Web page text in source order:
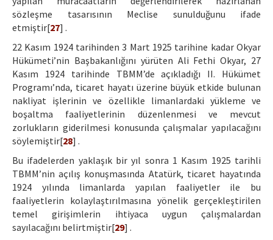
sözleşme tasarısının Meclise sunulduğunu ifade
etmiştir[27] .
22 Kasım 1924 tarihinden 3 Mart 1925 tarihine kadar Okyar
Hükümeti’nin Başbakanlığını yürüten Ali Fethi Okyar, 27
Kasım 1924 tarihinde TBMM’de açıkladığı II. Hükümet
Programı’nda, ticaret hayatı üzerine büyük etkide bulunan
nakliyat işlerinin ve özellikle limanlardaki yükleme ve
boşaltma faaliyetlerinin düzenlenmesi ve mevcut
zorlukların giderilmesi konusunda çalışmalar yapılacağını
söylemiştir[28] .
Bu ifadelerden yaklaşık bir yıl sonra 1 Kasım 1925 tarihli
TBMM’nin açılış konuşmasında Atatürk, ticaret hayatında
1924 yılında limanlarda yapılan faaliyetler ile bu
faaliyetlerin kolaylaştırılmasına yönelik gerçekleştirilen
temel girişimlerin ihtiyaca uygun çalışmalardan
sayılacağını belirtmiştir[29] .